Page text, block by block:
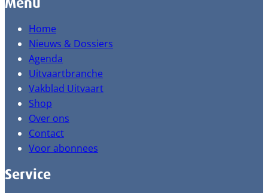
Home
Nieuws & Dossiers
Agenda
Uitvaartbranche
Vakblad Uitvaart
Shop
Over ons
Contact
Voor abonnees
Service